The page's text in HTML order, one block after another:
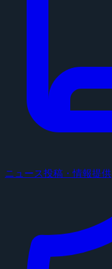
ニュース投稿・情報提供